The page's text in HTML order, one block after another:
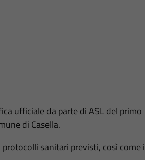
ufficiale da parte di ASL del primo
di Casella.
sanitari previsti, così come i